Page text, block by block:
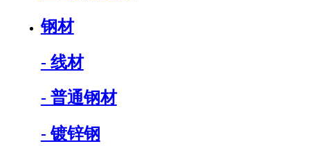
钢材
- 线材
- 普通钢材
- 镀锌钢